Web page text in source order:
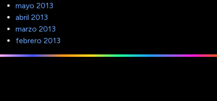
mayo 2013
abril 2013
marzo 2013
febrero 2013